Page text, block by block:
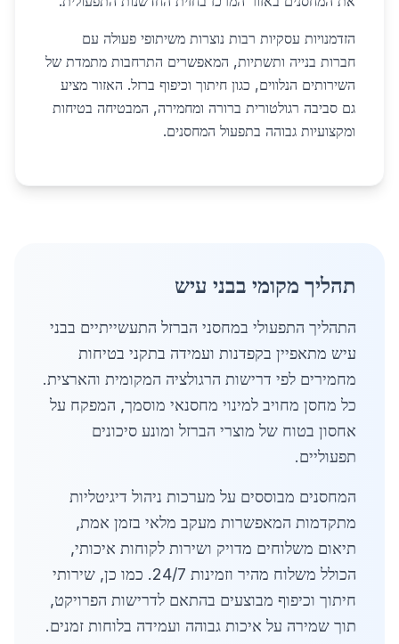
הזדמנויות עסקיות רבות נוצרות משיתופי פעולה עם
חברות בנייה ותשתיות, המאפשרים התרחבות מתמדת של
השירותים הנלווים, כגון חיתוך וכיפוף ברזל. האזור מציע
גם סביבה רגולטורית ברורה ומחמירה, המבטיחה בטיחות
ומקצועיות גבוהה בתפעול המחסנים.
תהליך מקומי בבני עיש
התהליך התפעולי במחסני הברזל התעשייתיים בבני
עיש מתאפיין בקפדנות ועמידה בתקני בטיחות
מחמירים לפי דרישות הרגולציה המקומית והארצית.
כל מחסן מחויב למינוי מחסנאי מוסמך, המפקח על
אחסון בטוח של מוצרי הברזל ומונע סיכונים
תפעוליים.
המחסנים מבוססים על מערכות ניהול דיגיטליות
מתקדמות המאפשרות מעקב מלאי בזמן אמת,
תיאום משלוחים מדויק ושירות לקוחות איכותי,
הכולל משלוח מהיר וזמינות 24/7. כמו כן, שירותי
חיתוך וכיפוף מבוצעים בהתאם לדרישות הפרויקט,
תוך שמירה על איכות גבוהה ועמידה בלוחות זמנים.